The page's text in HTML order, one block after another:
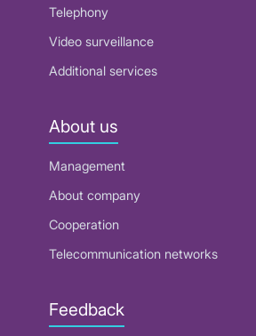
Telephony
Video surveillance
Additional services
About us
Management
About company
Cooperation
Telecommunication networks
Feedback